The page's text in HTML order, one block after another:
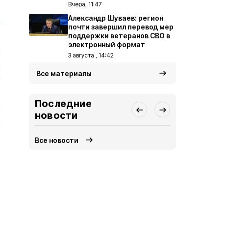
Вчера, 11:47
Александр Шуваев: регион
почти завершил перевод мер
поддержки ветеранов СВО в
электронный формат
3 августа , 14:42
Все материалы
Последние
новости
Все новости